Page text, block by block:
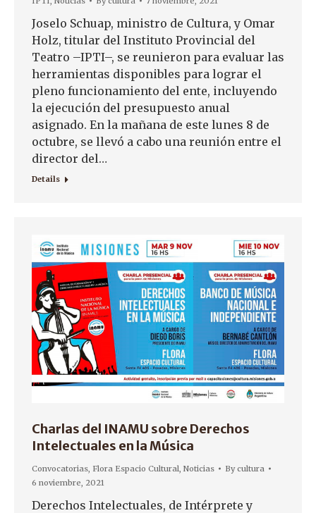
Joselo Schuap, ministro de Cultura, y Omar
Holz, titular del Instituto Provincial del
Teatro –IPTI–, se reunieron para evaluar las
herramientas disponibles para lograr el
pleno funcionamiento del ente, incluyendo
la ejecución del presupuesto anual
asignado. En la mañana de este lunes 8 de
octubre, se llevó a cabo una reunión entre el
director del…
Details
Charlas del INAMU sobre Derechos
Intelectuales en la Música
Convocatorias, Flora Espacio Cultural, Noticias Bycultura
6 noviembre, 2021
Derechos Intelectuales, de Intérprete y